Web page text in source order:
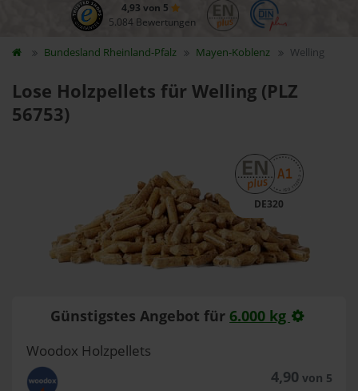
4,93 von 5
5.084 Bewertungen
Bundesland Rheinland-Pfalz Mayen-Koblenz Welling
Lose Holzpellets für Welling (PLZ
56753)
DE320
Günstigstes Angebot für 6.000 kg
Woodox Holzpellets
4,90 von 5